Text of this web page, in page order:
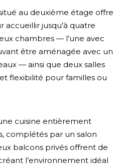
au deuxième étage offre
jusqu’à quatre
chambres — l’une avec
être aménagée avec un
— ainsi que deux salles
flexibilité pour familles ou
cuisine entièrement
complétés par un salon
balcons privés offrent de
l’environnement idéal